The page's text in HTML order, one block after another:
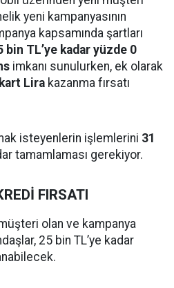
yeni kampanyasının
kapsamında şartları
bin TL’ye kadar yüzde 0
imkanı sunulurken, ek olarak
Lira kazanma fırsatı
isteyenlerin işlemlerini 31
tamamlaması gerekiyor.
FIRSATI
olan ve kampanya
25 bin TL’ye kadar